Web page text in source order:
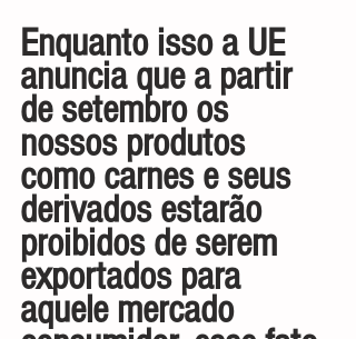
Enquanto isso a UE
anuncia que a partir
de setembro os
nossos produtos
como carnes e seus
derivados estarão
proibidos de serem
exportados para
aquele mercado